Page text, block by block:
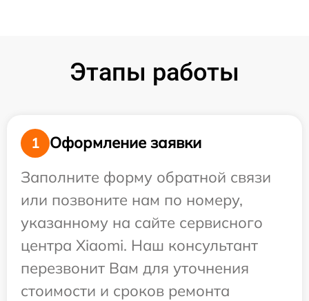
Этапы работы
1
Оформление заявки
Заполните форму обратной связи
или позвоните нам по номеру,
указанному на сайте сервисного
центра Xiaomi. Наш консультант
перезвонит Вам для уточнения
стоимости и сроков ремонта